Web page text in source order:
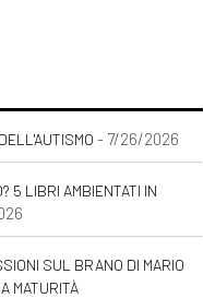
- 7/26/2026
5 LIBRI AMBIENTATI IN
SUL BRANO DI MARIO
MATURITÀ